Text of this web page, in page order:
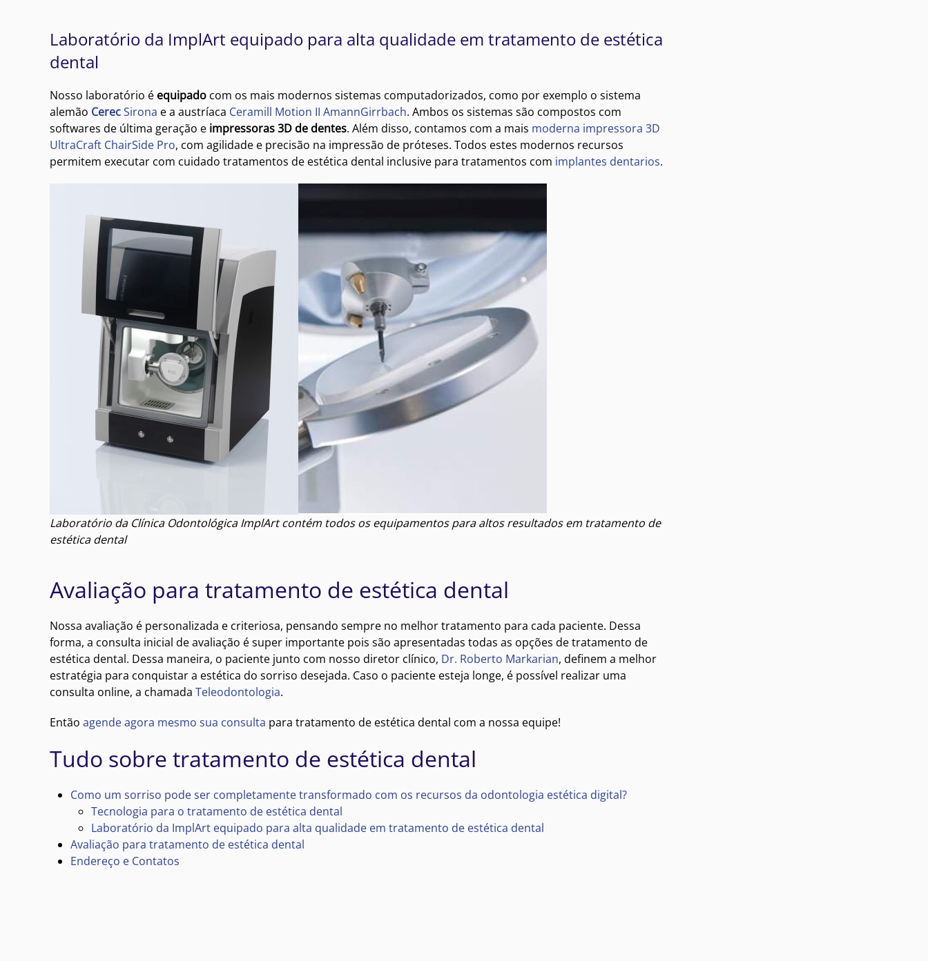
Laboratório da ImplArt equipado para alta qualidade em tratamento de estética
dental
Nosso laboratório é equipado com os mais modernos sistemas computadorizados, como por exemplo o sistema
alemão CerecSirona e a austríaca Ceramill Motion II AmannGirrbach. Ambos os sistemas são compostos com
softwares de última geração e impressoras 3D de dentes. Além disso, contamos com a mais moderna impressora 3D
UltraCraft ChairSide Pro, com agilidade e precisão na impressão de próteses. Todos estes modernos recursos
permitem executar com cuidado tratamentos de estética dental inclusive para tratamentos com implantes dentarios.
Laboratório da Clínica Odontológica ImplArt contém todos os equipamentos para altos resultados em tratamento de
estética dental
Avaliação para tratamento de estética dental
Nossa avaliação é personalizada e criteriosa, pensando sempre no melhor tratamento para cada paciente. Dessa
forma, a consulta inicial de avaliação é super importante pois são apresentadas todas as opções de tratamento de
estética dental. Dessa maneira, o paciente junto com nosso diretor clínico, Dr. Roberto Markarian, definem a melhor
estratégia para conquistar a estética do sorriso desejada. Caso o paciente esteja longe, é possível realizar uma
consulta online, a chamada Teleodontologia.
Então agende agora mesmo sua consulta para tratamento de estética dental com a nossa equipe!
Tudo sobre tratamento de estética dental
Como um sorriso pode ser completamente transformado com os recursos da odontologia estética digital?
Tecnologia para o tratamento de estética dental
Laboratório da ImplArt equipado para alta qualidade em tratamento de estética dental
Avaliação para tratamento de estética dental
Endereço e Contatos